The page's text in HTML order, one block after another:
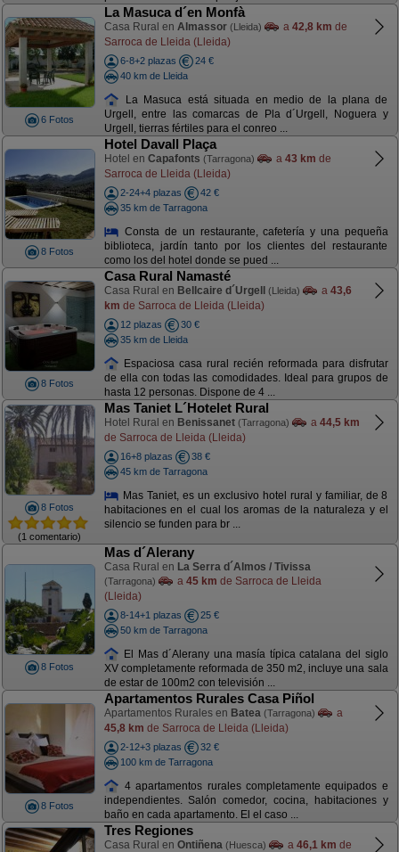
6 Fotos
La Masuca d´en Monfà
Casa Rural en Almassor (Lleida) a 42,8 km de
Sarroca de Lleida (Lleida)
6-8+2 plazas
24 €
40 km de Lleida
La Masuca está situada en medio de la plana de
Urgell, entre las comarcas de Pla d´Urgell, Noguera y
Urgell, tierras fértiles para el conreo ...
8 Fotos
Hotel Davall Plaça
Hotel en Capafonts (Tarragona) a 43 km de
Sarroca de Lleida (Lleida)
2-24+4 plazas
42 €
35 km de Tarragona
Consta de un restaurante, cafetería y una pequeña
biblioteca, jardín tanto por los clientes del restaurante
como los del hotel donde se pued ...
8 Fotos
Casa Rural Namasté
Casa Rural en Bellcaire d´Urgell (Lleida) a 43,6
km de Sarroca de Lleida (Lleida)
12 plazas
30 €
35 km de Lleida
Espaciosa casa rural recién reformada para disfrutar
de ella con todas las comodidades. Ideal para grupos de
hasta 12 personas. Dispone de 4 ...
8 Fotos
(1 comentario)
Mas Taniet L´Hotelet Rural
Hotel Rural en Benissanet (Tarragona) a 44,5 km
de Sarroca de Lleida (Lleida)
16+8 plazas
38 €
45 km de Tarragona
Mas Taniet, es un exclusivo hotel rural y familiar, de 8
habitaciones en el cual los aromas de la naturaleza y el
silencio se funden para br ...
8 Fotos
Mas d´Alerany
Casa Rural en La Serra d´Almos / Tivissa
(Tarragona) a 45 km de Sarroca de Lleida
(Lleida)
8-14+1 plazas
25 €
50 km de Tarragona
El Mas d´Alerany una masía típica catalana del siglo
XV completamente reformada de 350 m2, incluye una sala
de estar de 100m2 con televisión ...
8 Fotos
Apartamentos Rurales Casa Piñol
Apartamentos Rurales en Batea (Tarragona)
a
45,8 km de Sarroca de Lleida (Lleida)
2-12+3 plazas
32 €
100 km de Tarragona
4 apartamentos rurales completamente equipados e
independientes. Salón comedor, cocina, habitaciones y
baño en cada apartamento. El el caso ...
Tres Regiones
Casa Rural en Ontiñena (Huesca) a 46,1 km de